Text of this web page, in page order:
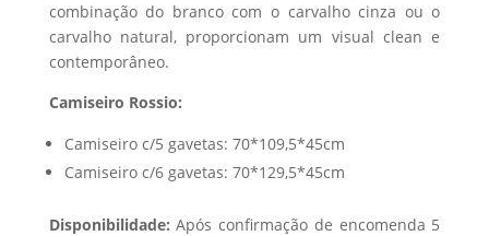
combinação do branco com o carvalho cinza ou o
carvalho natural, proporcionam um visual clean e
contemporâneo.
Camiseiro Rossio:
Camiseiro c/5 gavetas: 70*109,5*45cm
Camiseiro c/6 gavetas: 70*129,5*45cm
Disponibilidade:Após confirmação de encomenda 5